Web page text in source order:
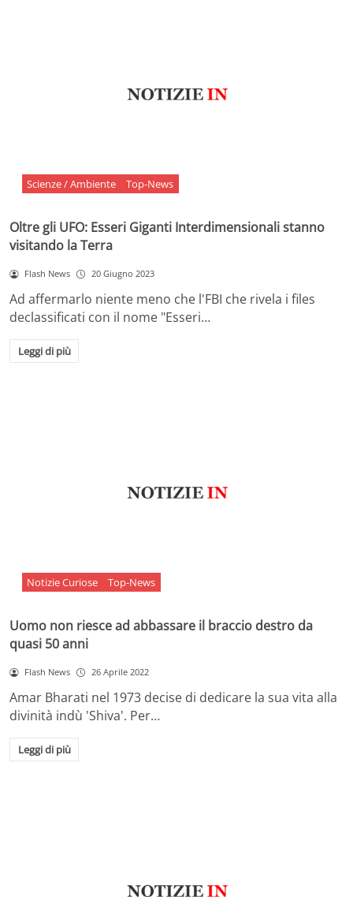
Scienze / Ambiente Top-News
Oltre gli UFO: Esseri Giganti Interdimensionali stanno
visitando la Terra
Flash News 20 Giugno 2023
Ad affermarlo niente meno che l'FBI che rivela i files
declassificati con il nome "Esseri…
Leggi di più
Notizie Curiose Top-News
Uomo non riesce ad abbassare il braccio destro da
quasi 50 anni
Flash News 26 Aprile 2022
Amar Bharati nel 1973 decise di dedicare la sua vita alla
divinità indù 'Shiva'. Per…
Leggi di più